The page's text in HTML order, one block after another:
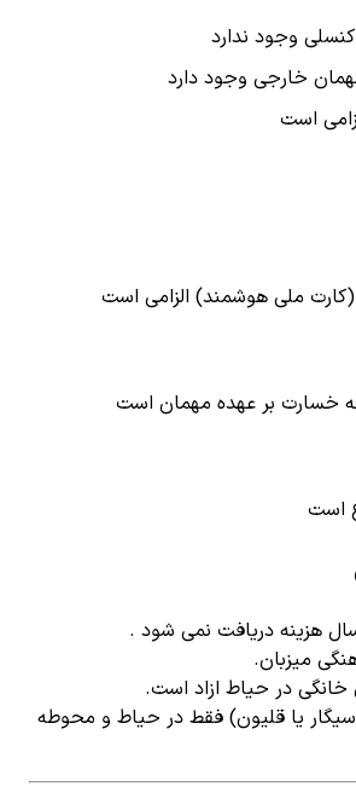
کنسلی وجود ندارد
خارجی وجود دارد
است
(کارت ملی هوشمند) الزامی است
خسارت بر عهده مهمان است
است
میزبان.
در حیاط ازاد است.
یا قلیون) فقط در حیاط و محوطه